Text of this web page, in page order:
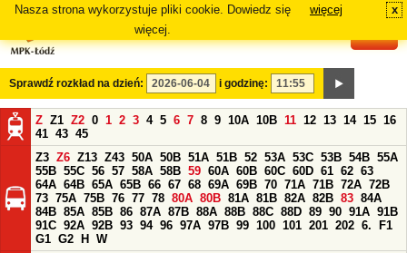
Nasza strona wykorzystuje pliki cookie. Dowiedz się
więcej.
więcej x
Sprawdź rozkład na dzień: i godzinę:
Z Z1 Z2 0 1 2 3 4 5 6 7 8 9 10A 10B 11 12 13 14 15 16
41 43 45
Z3 Z6 Z13 Z43 50A 50B 51A 51B 52 53A 53C 53B 54B 55A
55B 55C 56 57 58A 58B 59 60A 60B 60C 60D 61 62 63
64A 64B 65A 65B 66 67 68 69A 69B 70 71A 71B 72A 72B
73 75A 75B 76 77 78 80A 80B 81A 81B 82A 82B 83 84A
84B 85A 85B 86 87A 87B 88A 88B 88C 88D 89 90 91A 91B
91C 92A 92B 93 94 96 97A 97B 99 100 101 201 202 6.
F1
G1 G2 H
W